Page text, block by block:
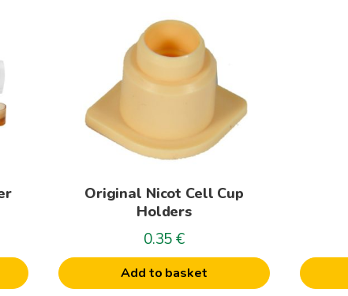
Original Nicot Cell Cup
Holders
0.35 €
Add to basket